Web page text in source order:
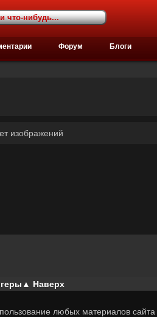
Форум Блоги
изображений
▲ Наверх
любых материалов сайта